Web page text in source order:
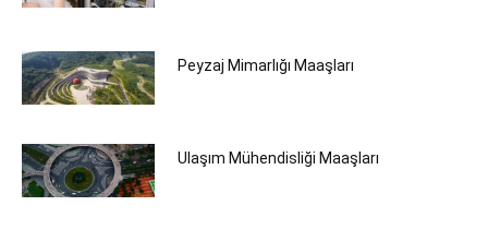
Peyzaj Mimarlığı Maaşları
Ulaşım Mühendisliği Maaşları